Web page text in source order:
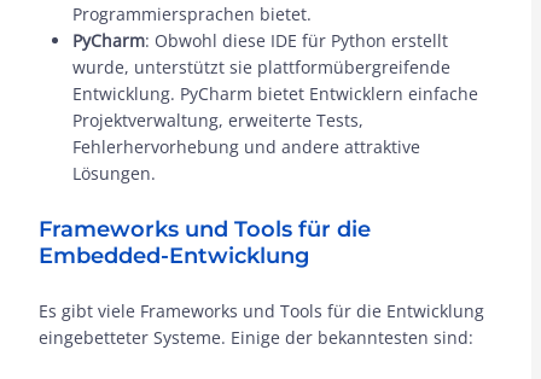
Programmiersprachen bietet.
PyCharm: Obwohl diese IDE für Python erstellt
wurde, unterstützt sie plattformübergreifende
Entwicklung. PyCharm bietet Entwicklern einfache
Projektverwaltung, erweiterte Tests,
Fehlerhervorhebung und andere attraktive
Lösungen.
Frameworks und Tools für die
Embedded-Entwicklung
Es gibt viele Frameworks und Tools für die Entwicklung
eingebetteter Systeme. Einige der bekanntesten sind: